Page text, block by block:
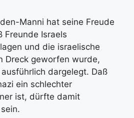
Manni hat seine Freude
Freunde Israels
und die israelische
Dreck geworfen wurde,
dargelegt. Daß
ein schlechter
ist, dürfte damit